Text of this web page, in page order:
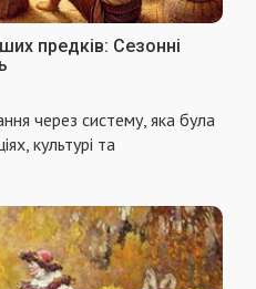
предків: Сезонні
через систему, яка була
культурі та